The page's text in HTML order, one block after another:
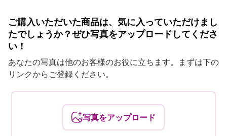
ご購入いただいた商品は、気に入っていただけまし
たでしょうか？ぜひ写真をアップロードしてくださ
い！
あなたの写真は他のお客様のお役に立ちます。まずは下の
リンクからご登録ください。
写真をアップロード